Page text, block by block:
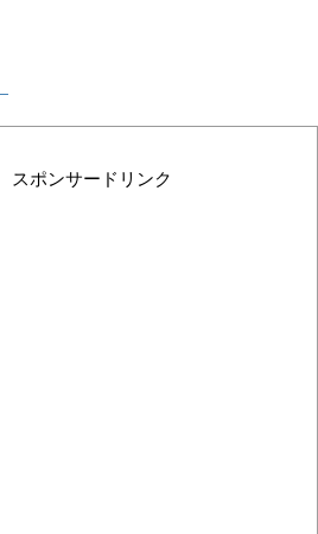
スポンサードリンク